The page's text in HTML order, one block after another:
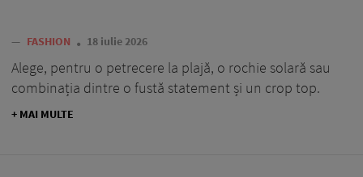
— FASHION 18 iulie 2026
Alege, pentru o petrecere la plajă, o rochie solară sau
combinația dintre o fustă statement și un crop top.
+ MAI MULTE